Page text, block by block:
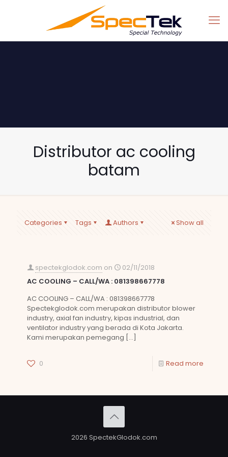
Distributor ac cooling
batam
Categories Tags Authors Show all
spectekglodok.com on
02/11/2018
AC COOLING – CALL/WA : 081398667778
AC COOLING – CALL/WA : 081398667778
Spectekglodok.com merupakan distributor blower
industry, axial fan industry, kipas industrial, dan
ventilator industry yang berada di Kota Jakarta.
Kami merupakan pemegang […]
0 Read more
2026 SpectekGlodok.com